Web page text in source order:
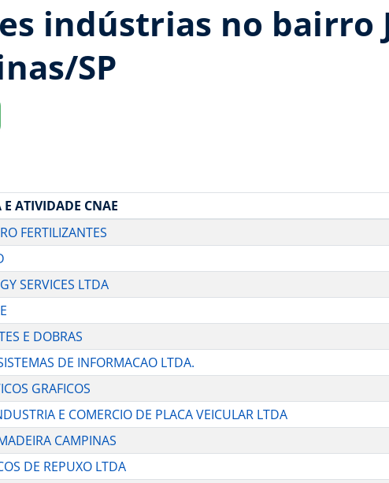
indústrias no bairro
SP
E ATIVIDADE CNAE
FERTILIZANTES
SERVICES LTDA
E DOBRAS
DE INFORMACAO LTDA.
GRAFICOS
E COMERCIO DE PLACA VEICULAR LTDA
CAMPINAS
DE REPUXO LTDA